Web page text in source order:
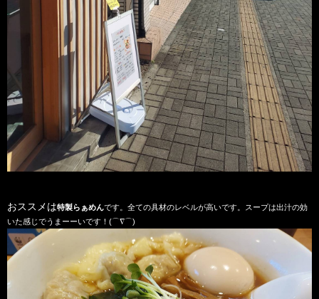
おススメは特製らぁめんです。全ての具材のレベルが高いです。スープは出汁の効
いた感じでうまーーいです！(⌒∇⌒)